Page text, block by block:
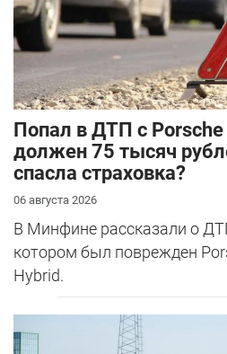
​Попал в ДТП с Porsche
должен 75 тысяч
спасла страховка?
06 августа 2026
В Минфине рассказали о
котором был поврежден
Hybrid.